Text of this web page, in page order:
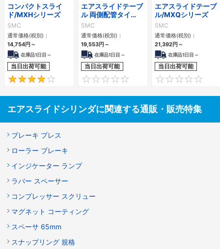
コンパクトスライ
ド/MXHシリーズ
SMC
通常価格(税別)：
14,754円～
在庫品1日目～
当日出荷可能
4
エアスライドテーブ
ル 両側配管タイ
プ/MXQ□Aシリー
ズ
SMC
通常価格(税別)：
19,553円～
在庫品1日目～
当日出荷可能
0
エアスライドテーブ
ル/MXQシリーズ
SMC
通常価格(税別)：
21,392円～
在庫品1日目～
当日出荷可能
エアスライドシリンダに関連する通販・販売特集
ブレーキ プレス
ローラー ブレーキ
インジケーター ランプ
ラバー スペーサー
コンプレッサー スクリュー
マグネット コーティング
スペーサ 65mm
スナップリング 規格